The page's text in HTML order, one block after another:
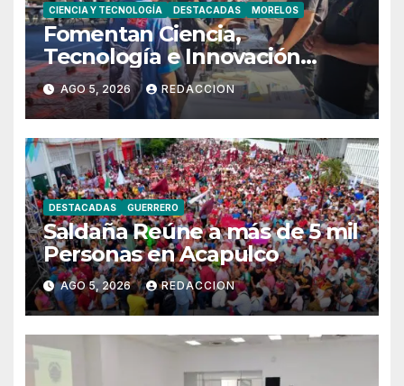
CIENCIA Y TECNOLOGÍA DESTACADAS MORELOS
Fomentan Ciencia,
Tecnología e Innovación
Entre Jóvenes Morelenses
AGO 5, 2026 REDACCION
DESTACADAS GUERRERO
Saldaña Reúne a más de 5 mil
Personas en Acapulco
AGO 5, 2026 REDACCION